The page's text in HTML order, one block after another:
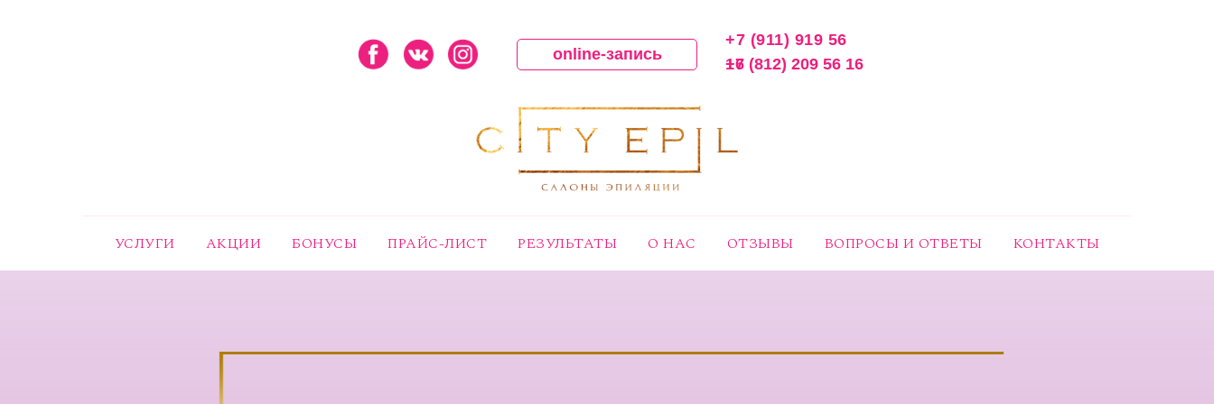
online-запись
+7 (911) 919 56
16
+7 (812) 209 56 16
УСЛУГИ АКЦИИ БОНУСЫ ПРАЙС-ЛИСТ РЕЗУЛЬТАТЫ О НАС ОТЗЫВЫ ВОПРОСЫ И ОТВЕТЫ КОНТАКТЫ